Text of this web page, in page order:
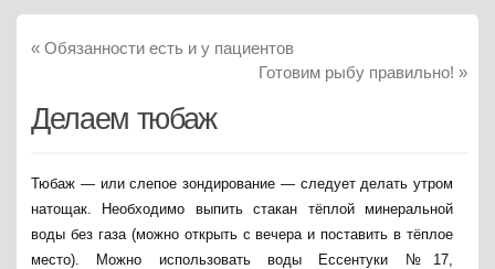
« Обязанности есть и у пациентов
Готовим рыбу правильно! »
Делаем тюбаж
Тюбаж — или слепое зондирование — следует делать утром
натощак. Необходимо выпить стакан тёплой минеральной
воды без газа (можно открыть с вечера и поставить в тёплое
место). Можно использовать воды Ессентуки №17,